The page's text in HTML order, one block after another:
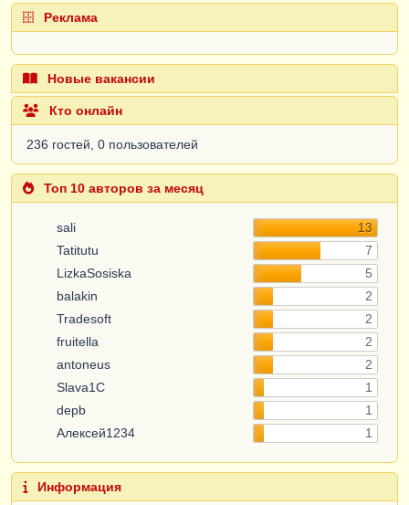
Реклама
Новые вакансии
Кто онлайн
236 гостей, 0 пользователей
Топ 10 авторов за месяц
sali
13
Tatitutu
7
LizkaSosiska
5
balakin
2
Tradesoft
2
fruitella
2
antoneus
2
Slava1C
1
depb
1
Алексей1234
1
Информация